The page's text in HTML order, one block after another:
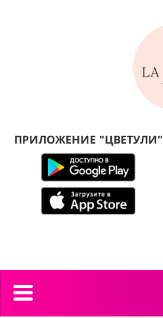
ПРИЛОЖЕНИЕ "ЦВЕТУЛИ"
Toggle